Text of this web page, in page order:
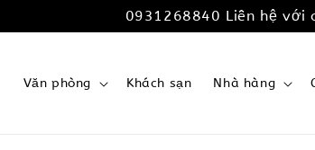
0931268840 Liên hệ với
Văn phòng Khách sạn Nhà hàng